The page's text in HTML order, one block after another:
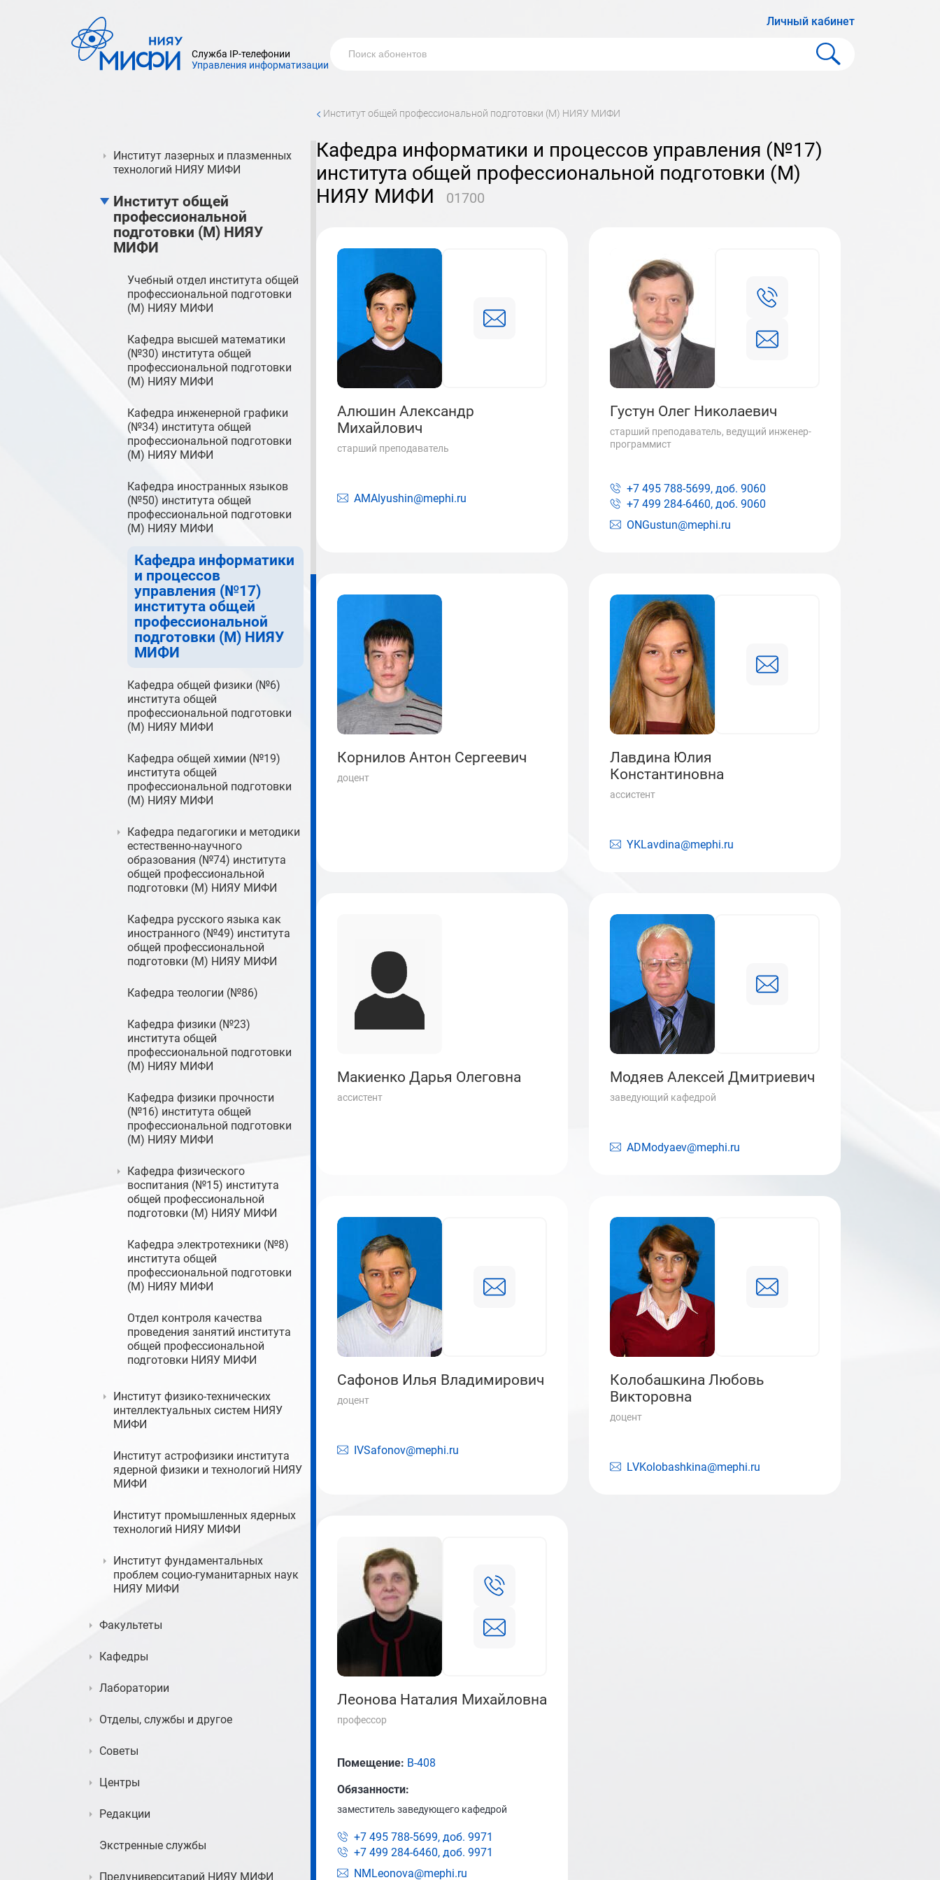
Служба IP-телефонии
Управления информатизации
Личный кабинет
Институт интеллектуальных
кибернетических систем НИЯУ
Институт лазерных и плазменных
технологий НИЯУ МИФИ
Институт общей
профессиональной
подготовки (М) НИЯУ
МИФИ
Учебный отдел института общей
профессиональной подготовки
(М) НИЯУ МИФИ
Кафедра высшей математики
(№30) института общей
профессиональной подготовки
(М) НИЯУ МИФИ
Кафедра инженерной графики
(№34) института общей
профессиональной подготовки
(М) НИЯУ МИФИ
Кафедра иностранных языков
(№50) института общей
профессиональной подготовки
(М) НИЯУ МИФИ
Кафедра информатики
и процессов
управления (№17)
института общей
профессиональной
подготовки (М) НИЯУ
МИФИ
Кафедра общей физики (№6)
института общей
профессиональной подготовки
(М) НИЯУ МИФИ
Кафедра общей химии (№19)
института общей
профессиональной подготовки
(М) НИЯУ МИФИ
Кафедра педагогики и методики
естественно-научного
образования (№74) института
общей профессиональной
подготовки (М) НИЯУ МИФИ
Кафедра русского языка как
иностранного (№49) института
общей профессиональной
подготовки (М) НИЯУ МИФИ
Кафедра теологии (№86)
Кафедра физики (№23)
института общей
профессиональной подготовки
(М) НИЯУ МИФИ
Кафедра физики прочности
(№16) института общей
профессиональной подготовки
(М) НИЯУ МИФИ
Кафедра физического
воспитания (№15) института
общей профессиональной
подготовки (М) НИЯУ МИФИ
Кафедра электротехники (№8)
института общей
профессиональной подготовки
(М) НИЯУ МИФИ
Отдел контроля качества
проведения занятий института
общей профессиональной
подготовки НИЯУ МИФИ
Институт физико-технических
интеллектуальных систем НИЯУ
МИФИ
Институт астрофизики института
ядерной физики и технологий НИЯУ
МИФИ
Институт промышленных ядерных
технологий НИЯУ МИФИ
Институт фундаментальных
проблем социо-гуманитарных наук
НИЯУ МИФИ
Факультеты
Кафедры
Лаборатории
Отделы, службы и другое
Советы
Центры
Редакции
Экстренные службы
Предуниверситарий НИЯУ МИФИ
< институт общей профессиональной подготовки (М) НИЯУ МИФИ
кафедра информатики и процессов управления (№17)
института общей профессиональной подготовки (М)
НИЯУ МИФИ
01700
Алюшин Александр
Михайлович
старший преподаватель
AMAlyushin@mephi.ru
Густун Олег Николаевич
старший преподаватель, ведущий инженер-
программист
ONGustun@mephi.ru
+7 495 788-5699, доб. 9060
+7 499 284-6460, доб. 9060
Корнилов Антон Сергеевич
доцент
Лавдина Юлия
Константиновна
ассистент
YKLavdina@mephi.ru
Макиенко Дарья Олеговна
ассистент
Модяев Алексей Дмитриевич
заведующий кафедрой
ADModyaev@mephi.ru
Сафонов Илья Владимирович
доцент
IVSafonov@mephi.ru
Колобашкина Любовь
Викторовна
доцент
LVKolobashkina@mephi.ru
Леонова Наталия Михайловна
профессор
NMLeonova@mephi.ru
Помещение: В-408
Обязанности:
заместитель заведующего кафедрой
+7 495 788-5699, доб. 9971
+7 499 284-6460, доб. 9971